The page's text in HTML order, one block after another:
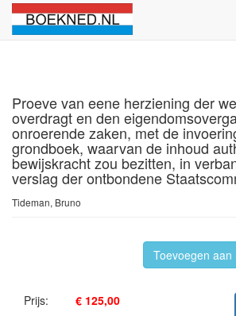
Proeve van eene herziening der
overdragt en den
onroerende zaken, met de
grondboek, waarvan de inhoud
bewijskracht zou bezitten, in
verslag der ontbondene
Tideman, Bruno
Toevoegen
Prijs: € 125,00